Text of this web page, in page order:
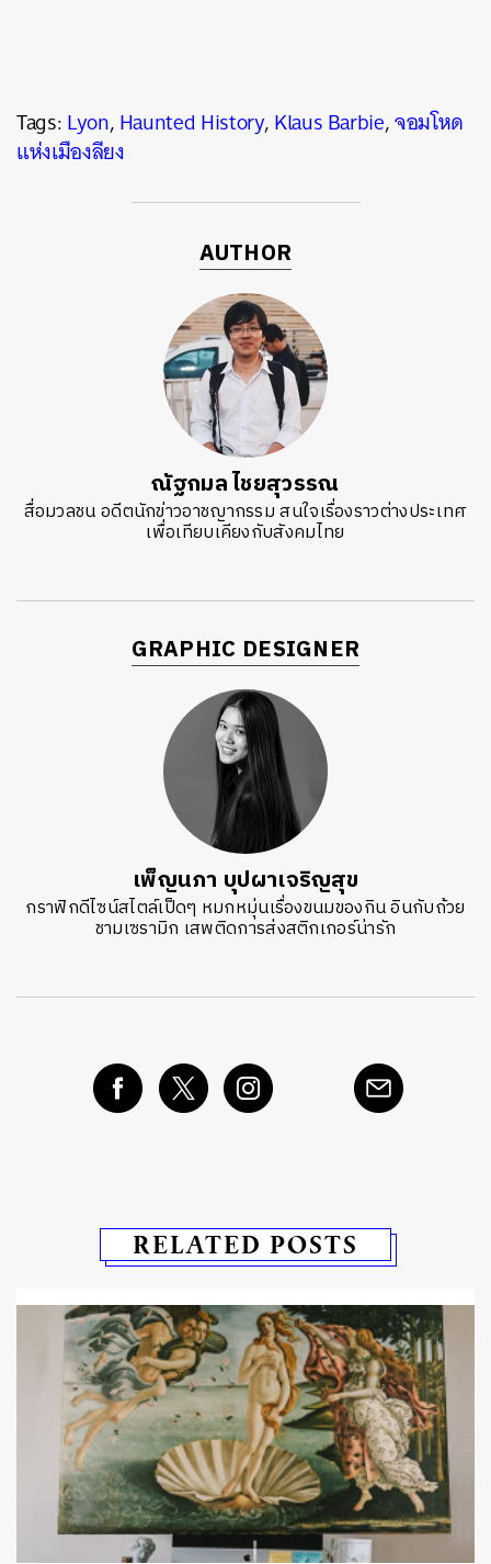
Tags:Lyon,Haunted History,Klaus Barbie,จอมโหด
แห่งเมืองลียง
AUTHOR
ณัฐกมล ไชยสุวรรณ
สื่อมวลชน อดีตนักข่าวอาชญากรรม สนใจเรื่องราวต่างประเทศ
เพื่อเทียบเคียงกับสังคมไทย
GRAPHIC DESIGNER
เพ็ญนภา บุปผาเจริญสุข
กราฟิกดีไซน์สไตล์เป็ดๆ หมกหมุ่นเรื่องขนมของกิน อินกับถ้วย
ชามเซรามิก เสพติดการส่งสติกเกอร์น่ารัก
RELATED POSTS